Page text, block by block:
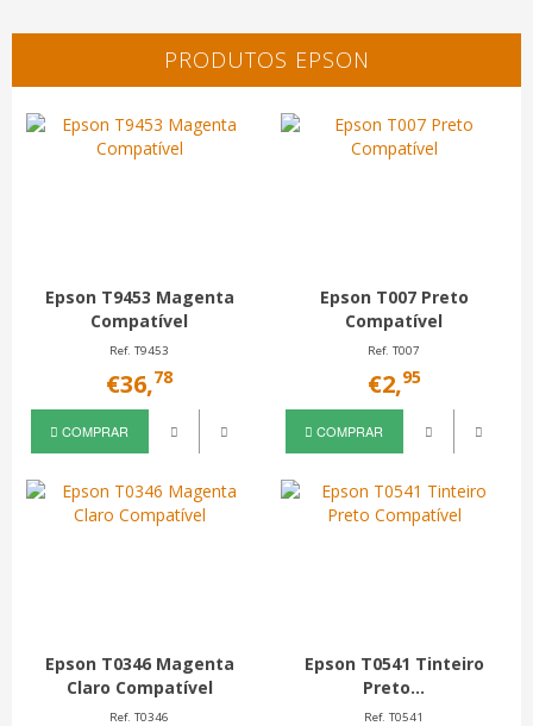
PRODUTOS EPSON
Epson T9453 Magenta
Compatível
Ref. T9453
€36,78
COMPRAR
Epson T007 Preto
Compatível
Ref. T007
€2,95
COMPRAR
Epson T0346 Magenta
Claro Compatível
Ref. T0346
Epson T0541 Tinteiro
Preto...
Ref. T0541